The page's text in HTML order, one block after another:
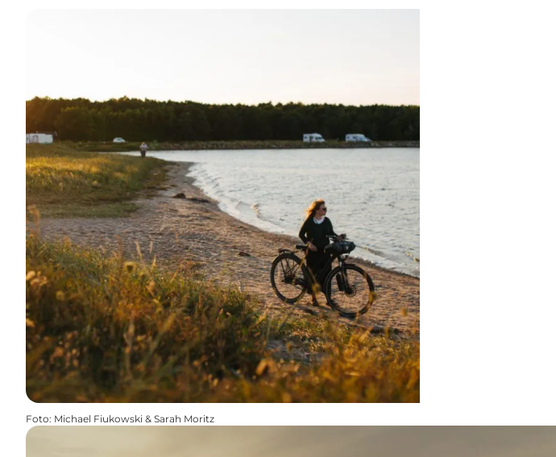
Foto: Michael Fiukowski & Sarah Moritz